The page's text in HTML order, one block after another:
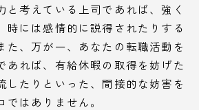
と考えている上司であれば、強く
時には感情的に説得されたりする
た、万が一、あなたの転職活動を
あれば、有給休暇の取得を妨げた
したりといった、間接的な妨害を
はありません。